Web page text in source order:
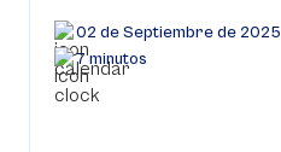
02 de Septiembre de 2025
7 minutos